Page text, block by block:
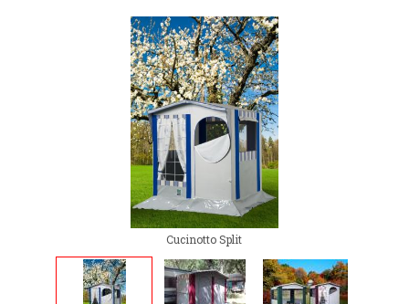
Cucinotto Split